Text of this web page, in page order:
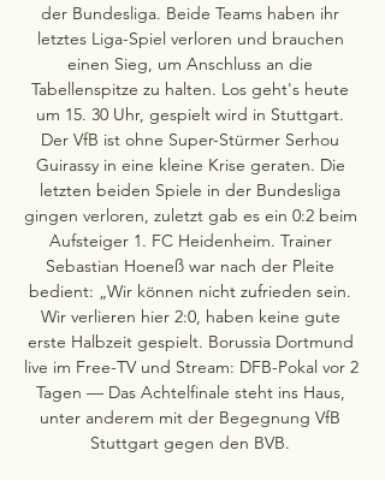
der Bundesliga. Beide Teams haben ihr
letztes Liga-Spiel verloren und brauchen
einen Sieg, um Anschluss an die
Tabellenspitze zu halten. Los geht's heute
um 15. 30 Uhr, gespielt wird in Stuttgart.
Der VfB ist ohne Super-Stürmer Serhou
Guirassy in eine kleine Krise geraten. Die
letzten beiden Spiele in der Bundesliga
gingen verloren, zuletzt gab es ein 0:2 beim
Aufsteiger 1. FC Heidenheim. Trainer
Sebastian Hoeneß war nach der Pleite
bedient: „Wir können nicht zufrieden sein.
Wir verlieren hier 2:0, haben keine gute
erste Halbzeit gespielt. Borussia Dortmund
live im Free-TV und Stream: DFB-Pokal vor 2
Tagen — Das Achtelfinale steht ins Haus,
unter anderem mit der Begegnung VfB
Stuttgart gegen den BVB.